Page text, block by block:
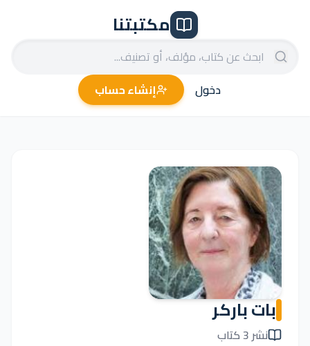
مكتبتنا
دخول إنشاء حساب
بات باركر
نشر 3 كتاب